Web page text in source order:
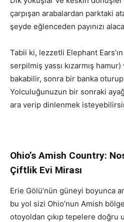
çarpışan arabalardan parktaki
şeyde eğlenceden payınızı
Tabii ki, lezzetli Elephant
serpilmiş yassı kızarmış
bakabilir, sonra bir banka
Yolculuğunuzun bir sonraki
ara verip dinlenmek
Ohio’s Amish Country:
Çiftlik Evi Mirası
Erie Gölü’nün güneyi boyunca
bu yol sizi Ohio’nun Amish
otoyoldan çıkıp tepelere doğru